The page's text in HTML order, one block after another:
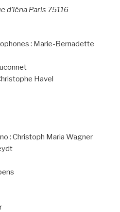
d’Iéna Paris 75116
: Marie-Bernadette
Havel
: Christoph Maria Wagner